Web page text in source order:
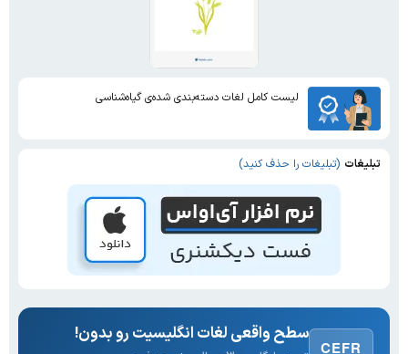
لیست کامل لغات دسته‌بندی شده‌ی گیاه‌شناسی
تبلیغات (تبلیغات را حذف کنید)
CEFR
سطح واقعی لغات انگلیسیت رو بدون!